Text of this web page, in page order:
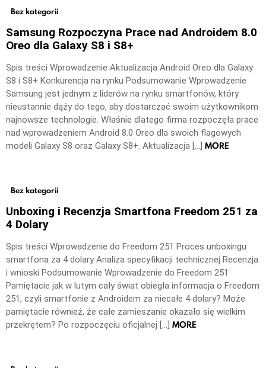
Bez kategorii
Samsung Rozpoczyna Prace nad Androidem 8.0
Oreo dla Galaxy S8 i S8+
Spis treści Wprowadzenie Aktualizacja Android Oreo dla Galaxy
S8 i S8+ Konkurencja na rynku Podsumowanie Wprowadzenie
Samsung jest jednym z liderów na rynku smartfonów, który
nieustannie dąży do tego, aby dostarczać swoim użytkownikom
najnowsze technologie. Właśnie dlatego firma rozpoczęła prace
nad wprowadzeniem Android 8.0 Oreo dla swoich flagowych
modeli Galaxy S8 oraz Galaxy S8+. Aktualizacja […] MORE
Bez kategorii
Unboxing i Recenzja Smartfona Freedom 251 za
4 Dolary
Spis treści Wprowadzenie do Freedom 251 Proces unboxingu
smartfona za 4 dolary Analiza specyfikacji technicznej Recenzja
i wnioski Podsumowanie Wprowadzenie do Freedom 251
Pamiętacie jak w lutym cały świat obiegła informacja o Freedom
251, czyli smartfonie z Androidem za niecałe 4 dolary? Może
pamiętacie również, że całe zamieszanie okazało się wielkim
przekrętem? Po rozpoczęciu oficjalnej […] MORE